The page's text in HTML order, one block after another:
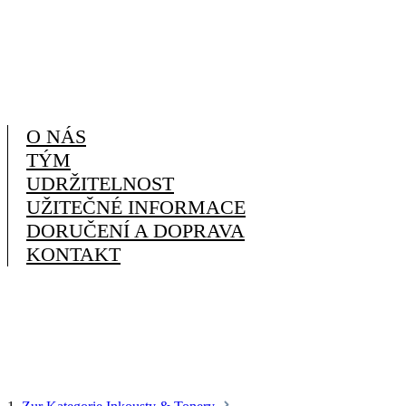
O NÁS
TÝM
UDRŽITELNOST
UŽITEČNÉ INFORMACE
DORUČENÍ A DOPRAVA
KONTAKT